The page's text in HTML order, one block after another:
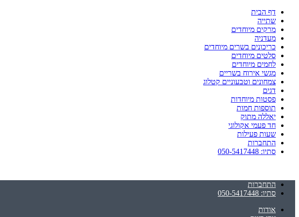
דף הבית
שתייה
מרקים מיוחדים
מעדניה
כריכונים בשרים מיוחדים
סלטים מיוחדים
לחמים מיוחדים
מגשי אירוח בשריים
צמחונים וטבעוניים קטלוג
דגים
פסטות מיוחדות
תוספות חמות
יאללה מתוק
חד פעמי אקולוגי
שעות פעילות
התחברות
סתיו: 050-5417448
התחברות
סתיו: 050-5417448
אודות